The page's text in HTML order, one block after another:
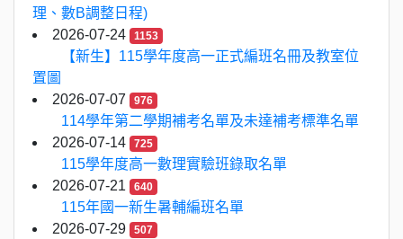
理、數B調整日程)
2026-07-24
1153
【新生】115學年度高一正式編班名冊及教室位
置圖
2026-07-07
976
114學年第二學期補考名單及未達補考標準名單
2026-07-14
725
115學年度高一數理實驗班錄取名單
2026-07-21
640
115年國一新生暑輔編班名單
2026-07-29
507